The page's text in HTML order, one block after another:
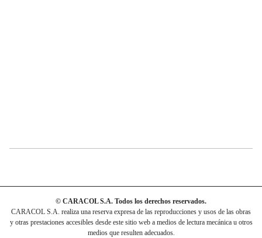
© CARACOL S.A. Todos los derechos reservados.
CARACOL S.A. realiza una reserva expresa de las reproducciones y usos de las obras
y otras prestaciones accesibles desde este sitio web a medios de lectura mecánica u otros
medios que resulten adecuados.